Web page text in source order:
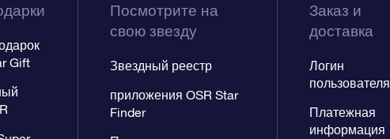
Gift
Посмотрите на
свою звезду
Звездный реестр
приложения OSR Star
Finder
Заказ и
доставка
Логин
пользователя
Платежная
информация